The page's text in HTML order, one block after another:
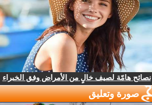
نصائح هامّة لصيف خالٍ من الأمراض وفق الخبراء
صورة وتعليق